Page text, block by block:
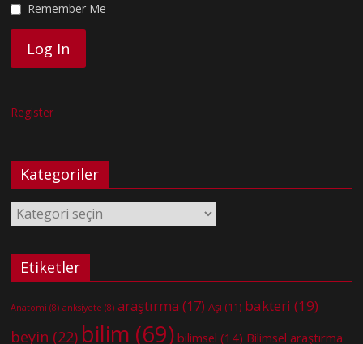
Remember Me
Register
Kategoriler
Kategoriler
Etiketler
Anatomi (8) anksiyete (8) araştırma (17) Aşı (11) bakteri (19)
beyin (22) bilim (69) bilimsel (14) Bilimsel araştırma